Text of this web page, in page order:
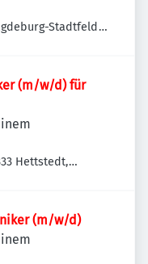
Stadtfeld
(m/w/d) für
Hettstedt,
(m/w/d)